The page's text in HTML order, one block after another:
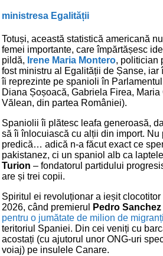
ministresa Egalității
Totuși, această statistică americană
femei importante, care împărtășesc
pildă, Irene Maria Montero, politician
fost ministru al Egalității de Șanse, iar
îi reprezinte pe spanioli în
Diana Șoșoacă, Gabriela Firea, Maria
Vălean, din partea României).
Spaniolii îi plătesc leafa generoasă,
să îi înlocuiască cu alții din import. Nu
predică… adică n-a făcut exact ce
pakistanez, ci un spaniol alb ca
Turion – fondatorul partidului
are și trei copii.
Spiritul ei revoluționar a ieșit
2026, când premierul
Pedro Sanchez
pentru o jumătate de milion de
teritoriul Spaniei. Din cei veniți cu
acostați (cu ajutorul unor ONG-uri
voiaj) pe insulele Canare.